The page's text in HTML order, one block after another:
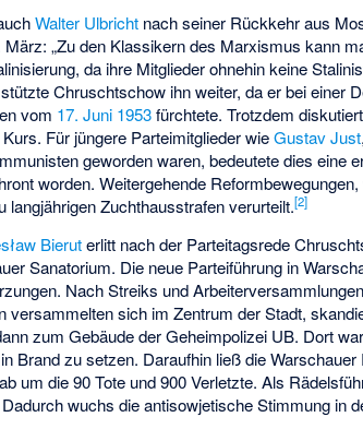
Walter Ulbricht nach seiner Rückkehr aus
„Zu den Klassikern des Marxismus kann
da ihre Mitglieder ohnehin keine
Chruschtschow ihn weiter, da er bei einer
vom 17. Juni 1953fürchtete. Trotzdem
Für jüngere Parteimitglieder wieGustav Just
geworden waren, bedeutete dies eine
worden. Weitergehende
langjährigen Zuchthausstrafen verurteilt.[2]
Bieruterlitt nach der Parteitagsrede
Sanatorium. Die neue Parteiführung in
Nach Streiks und
versammelten sich im Zentrum der Stadt,
zum Gebäude der Geheimpolizei UB. Dort
Brand zu setzen. Daraufhin ließ die
um die 90 Tote und 900 Verletzte. Als
wuchs die antisowjetische Stimmung in